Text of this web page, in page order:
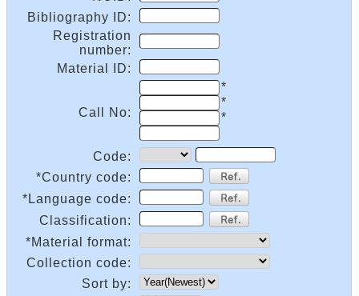
Bibliography ID:
Registration
number:
Material ID:
Call No:
*
*
*
Code:
*Country code:
*Language code:
Classification:
*Material format:
Collection code:
Sort by: